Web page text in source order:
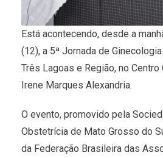
Está acontecendo, desde a
(12), a 5ª Jornada de
Três Lagoas e Região, no
Irene Marques Alexandria.
O evento, promovido pela
Obstetrícia de Mato Grosso do
da Federação Brasileira das